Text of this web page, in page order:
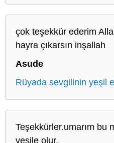
çok teşekkür ederim
hayra çıkarsın inşallah
Asude
Rüyada sevgilinin yeşil
Teşekkürler.umarım bu
vesile olur.